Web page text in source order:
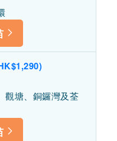
觀塘、銅鑼灣及荃